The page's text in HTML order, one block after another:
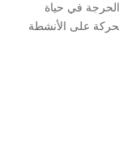
في حياة
على الأنشطة